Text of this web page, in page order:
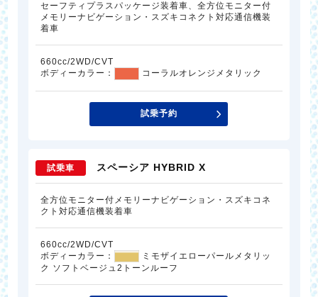
セーフティプラスパッケージ装着車、全方位モニター付
メモリーナビゲーション・スズキコネクト対応通信機装
着車
660cc/2WD/CVT
ボディーカラー：
コーラルオレンジメタリック
試乗予約
試乗車 スペーシア HYBRID X
全方位モニター付メモリーナビゲーション・スズキコネ
クト対応通信機装着車
660cc/2WD/CVT
ボディーカラー：
ミモザイエローパールメタリッ
ク ソフトベージュ2トーンルーフ